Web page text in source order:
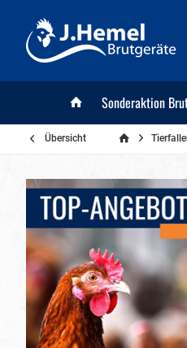
Sonderaktion
Übersicht